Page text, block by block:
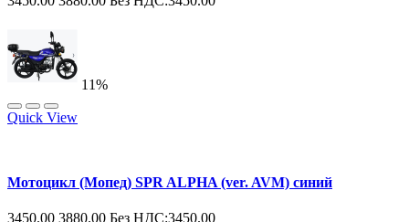
11%
Quick View
Мотоцикл (Мопед) SPR ALPHA (ver. AVM) синий
3450.00 3880.00 Без НДС:3450.00